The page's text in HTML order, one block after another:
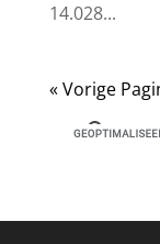
14.028...
« Vorige